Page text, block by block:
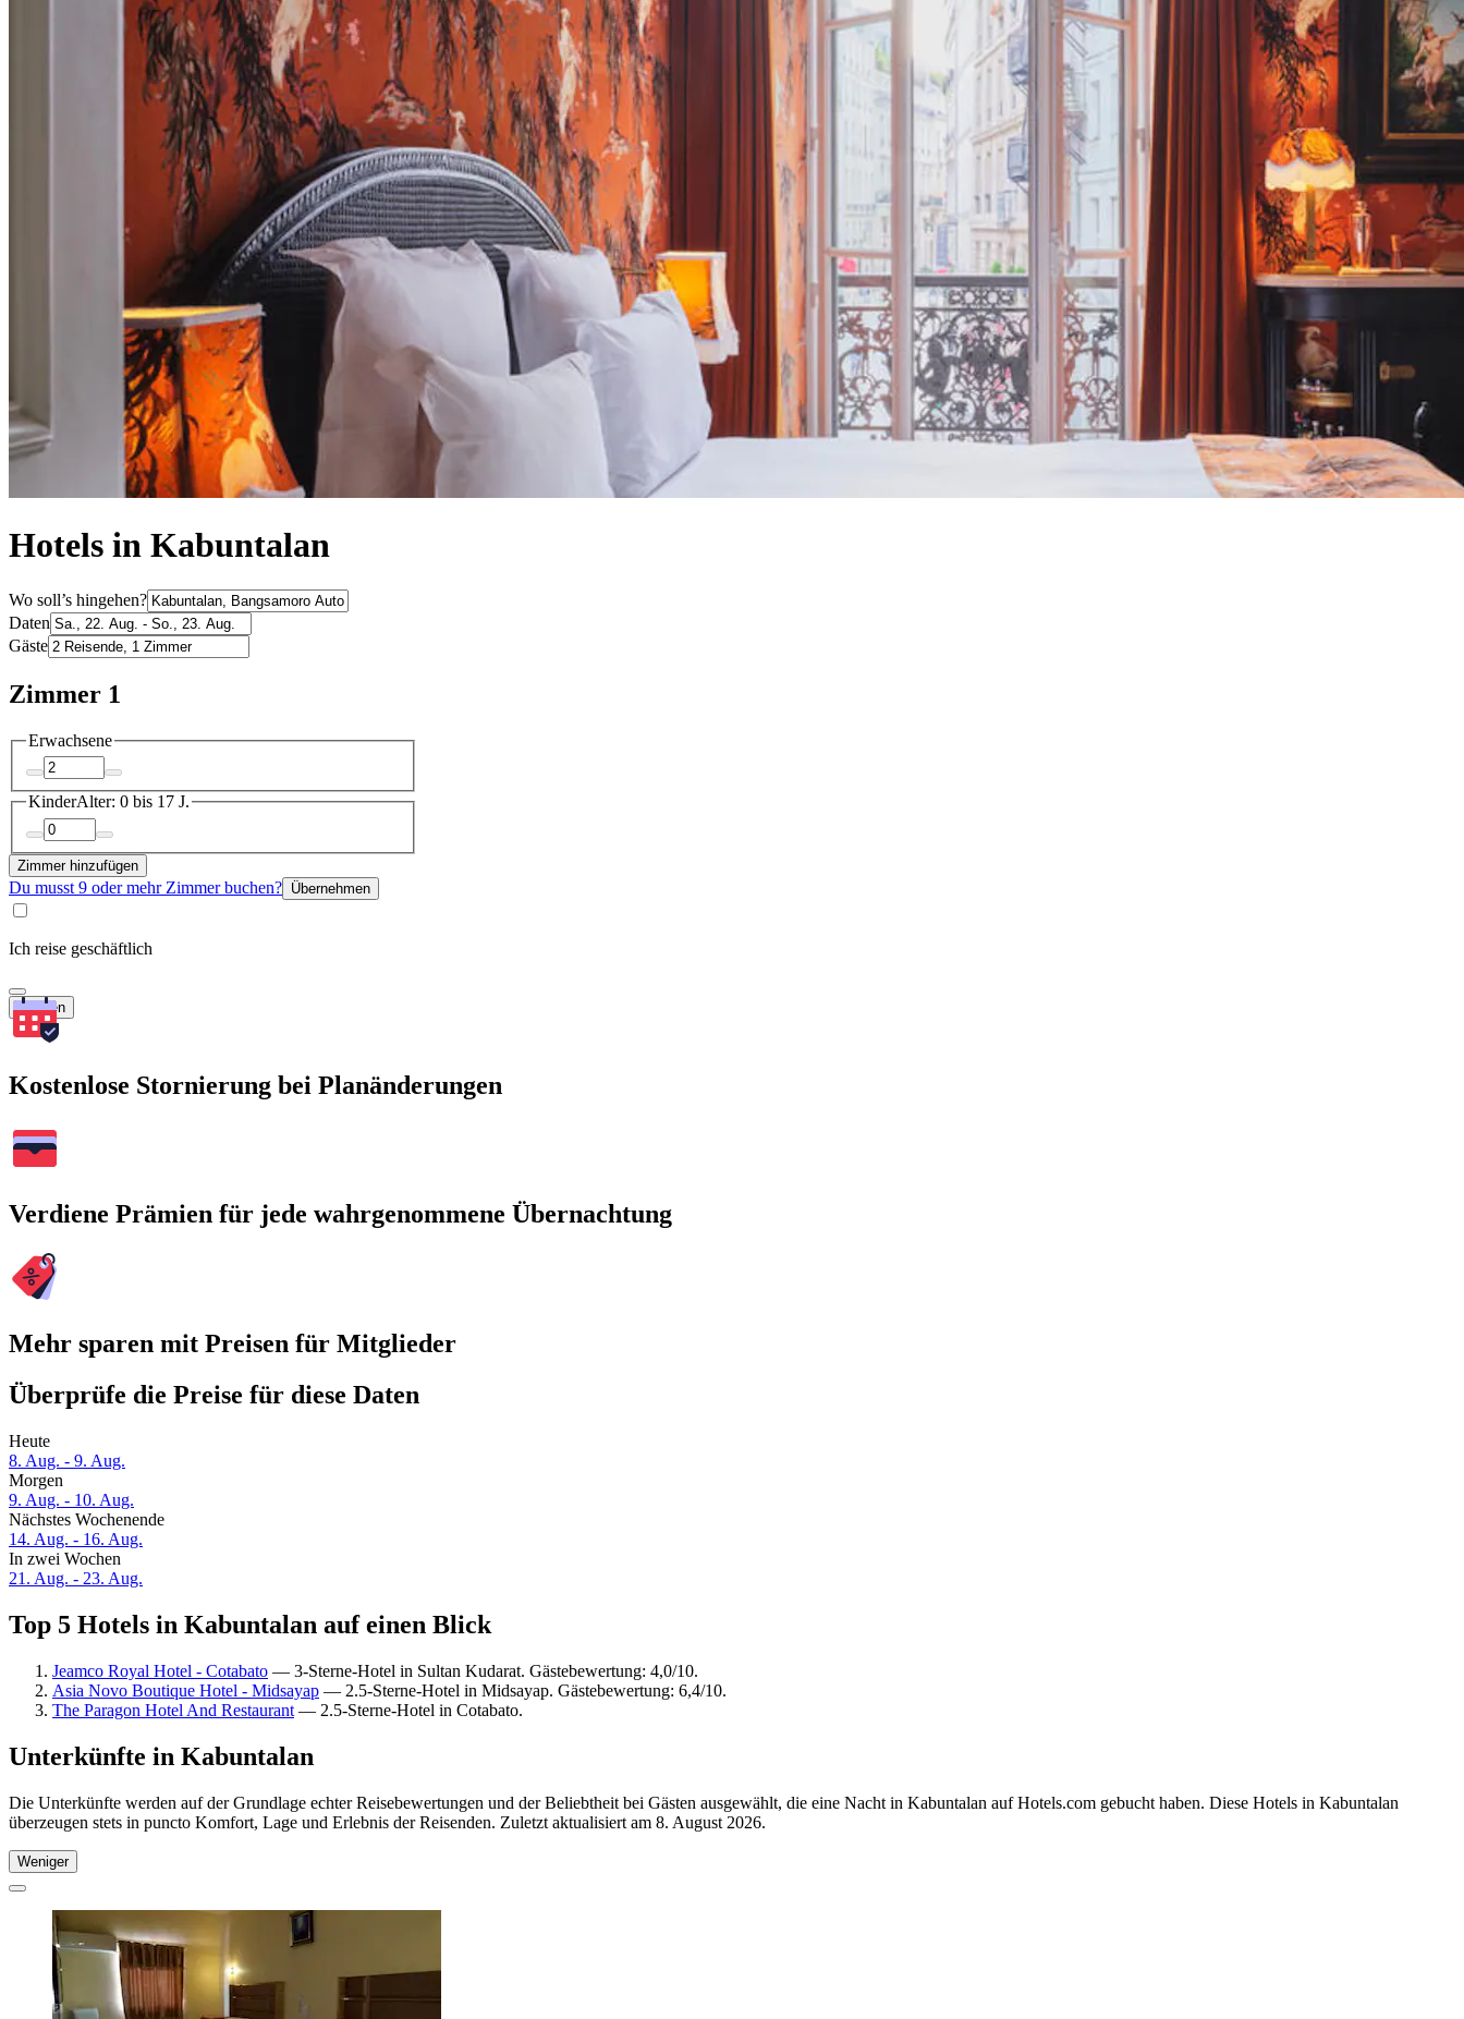
Hotels in Kabuntalan
Wo soll’s hingehen?
Daten
Gäste
Zimmer 1
Erwachsene
KinderAlter: 0 bis 17 J.
Zimmer hinzufügen
Du musst 9 oder mehr Zimmer buchen? Übernehmen
Ich reise geschäftlich
Suchen
Kostenlose Stornierung bei Planänderungen
Verdiene Prämien für jede wahrgenommene Übernachtung
Mehr sparen mit Preisen für Mitglieder
Überprüfe die Preise für diese Daten
Heute
8. Aug. - 9. Aug.
Morgen
9. Aug. - 10. Aug.
Nächstes Wochenende
14. Aug. - 16. Aug.
In zwei Wochen
21. Aug. - 23. Aug.
Top 5 Hotels in Kabuntalan auf einen Blick
Jeamco Royal Hotel - Cotabato — 3-Sterne-Hotel in Sultan Kudarat. Gästebewertung: 4,0/10.
Asia Novo Boutique Hotel - Midsayap — 2.5-Sterne-Hotel in Midsayap. Gästebewertung: 6,4/10.
The Paragon Hotel And Restaurant — 2.5-Sterne-Hotel in Cotabato.
Unterkünfte in Kabuntalan
Die Unterkünfte werden auf der Grundlage echter Reisebewertungen und der Beliebtheit bei Gästen ausgewählt, die eine Nacht in Kabuntalan auf Hotels.com gebucht haben. Diese Hotels in Kabuntalan
überzeugen stets in puncto Komfort, Lage und Erlebnis der Reisenden. Zuletzt aktualisiert am 8. August 2026.
Weniger